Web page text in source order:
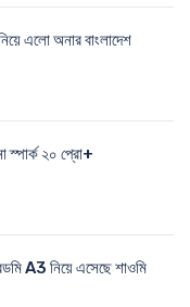
এলো অনার বাংলাদেশ
স্পার্ক ২০ প্রো+
A3 নিয়ে এসেছে শাওমি